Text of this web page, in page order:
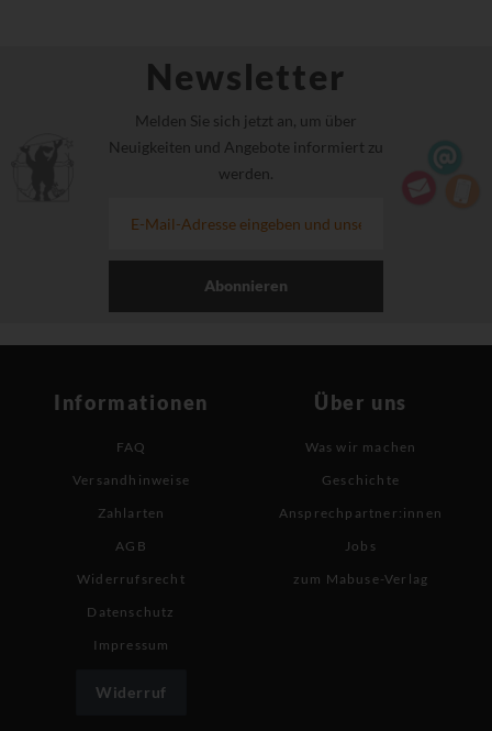
Newsletter
Melden Sie sich jetzt an, um über
Neuigkeiten und Angebote informiert zu
werden.
Abonnieren
Informationen
FAQ
Versandhinweise
Zahlarten
AGB
Widerrufsrecht
Datenschutz
Impressum
Widerruf
Über uns
Was wir machen
Geschichte
Ansprechpartner:innen
Jobs
zum Mabuse-Verlag